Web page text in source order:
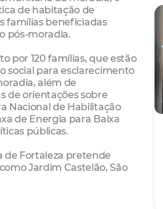
de habitação de
famílias beneficiadas
pós-moradia.
por 120 famílias, que estão
social para esclarecimento
além de
de orientações sobre
Nacional de Habilitação
de Energia para Baixa
públicas.
de Fortaleza pretende
Jardim Castelão, São